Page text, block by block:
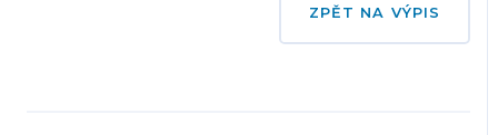
ZPĚT NA VÝPIS